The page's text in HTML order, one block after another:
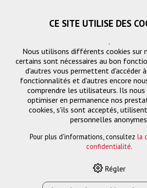
Demande
Nom ou entreprise *
CE SITE UTILISE DES
.
Nous utilisons différents cookies sur
certains sont nécessaires au bon
d'autres vous permettent d'accéder
fonctionnalités et d'autres encore
comprendre les utilisateurs. Ils
optimiser en permanence nos
cookies, s'ils sont acceptés,
personnelles
Pour plus d'informations, consultez la
confidentialité.
Régler